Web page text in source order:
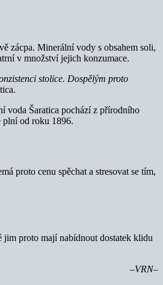
zácpa. Minerální vody s obsahem soli,
v množství jejich konzumace.
stolice. Dospělým proto
voda Šaratica pochází z přírodního
plní od roku 1896.
proto cenu spěchat a stresovat se tím,
jim proto mají nabídnout dostatek klidu
–VRN–